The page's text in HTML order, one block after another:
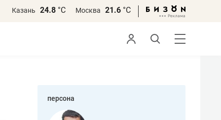
Казань 24.8 °С Москва 21.6 °С
персона